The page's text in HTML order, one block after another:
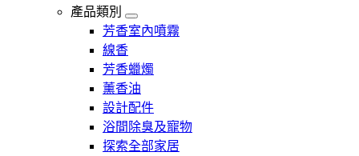
產品類別
芳香室內噴霧
線香
芳香蠟燭
薰香油
設計配件
浴間除臭及寵物
探索全部家居